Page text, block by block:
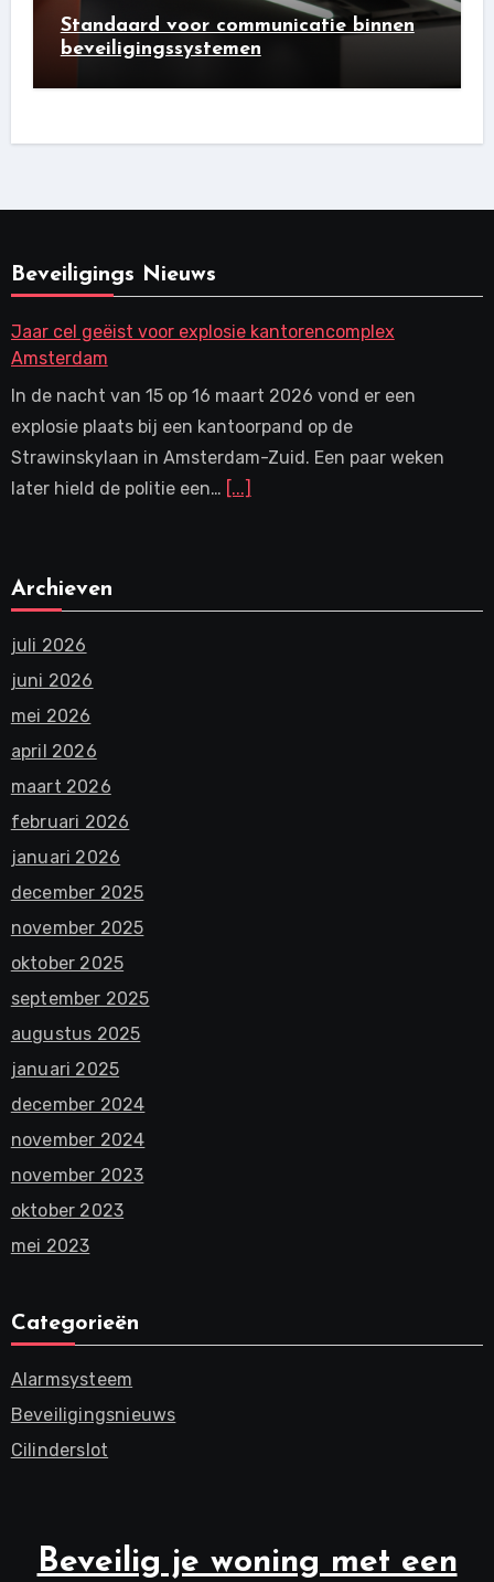
Standaard voor communicatie binnen
beveiligingssystemen
Beveiligings Nieuws
Jaar cel geëist voor explosie kantorencomplex
Amsterdam
In de nacht van 15 op 16 maart 2026 vond er een
explosie plaats bij een kantoorpand op de
Strawinskylaan in Amsterdam-Zuid. Een paar weken
later hield de politie een… [...]
Archieven
juli 2026
juni 2026
mei 2026
april 2026
maart 2026
februari 2026
januari 2026
december 2025
november 2025
oktober 2025
september 2025
augustus 2025
januari 2025
december 2024
november 2024
november 2023
oktober 2023
mei 2023
Categorieën
Alarmsysteem
Beveiligingsnieuws
Cilinderslot
Beveilig je woning met een